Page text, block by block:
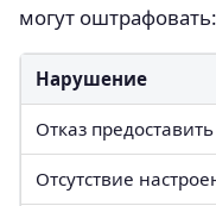
могут оштрафовать:
Нарушение
Отказ
Отсутствие